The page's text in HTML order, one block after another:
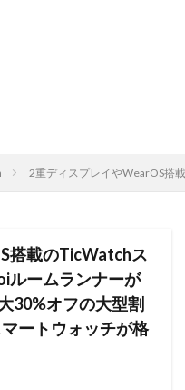
2重ディスプレイやWearOS搭
搭載のTicWatchス
ルームランナーが
30%オフの大型割
ートウォッチが格